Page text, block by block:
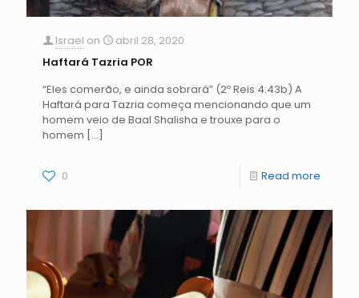
Israel on
abril 28, 2020
Haftará Tazria POR
“Eles comerão, e ainda sobrará” (2º Reis 4:43b) A
Haftará para Tazria começa mencionando que um
homem veio de Baal Shalisha e trouxe para o
homem […]
0 Read more